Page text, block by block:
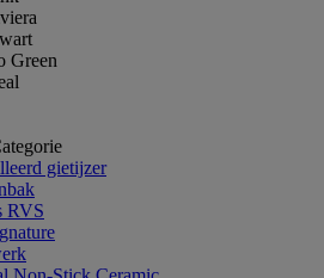
Green
gietijzer
RVS